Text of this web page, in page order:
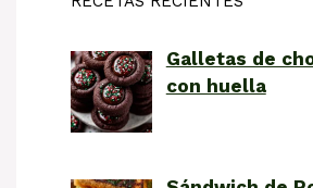
Galletas de
con huella